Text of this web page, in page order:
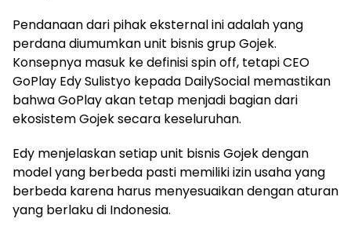
Pendanaan dari pihak eksternal ini adalah yang
perdana diumumkan unit bisnis grup Gojek.
Konsepnya masuk ke definisi spin off, tetapi CEO
GoPlay Edy Sulistyo kepada DailySocial memastikan
bahwa GoPlay akan tetap menjadi bagian dari
ekosistem Gojek secara keseluruhan.
Edy menjelaskan setiap unit bisnis Gojek dengan
model yang berbeda pasti memiliki izin usaha yang
berbeda karena harus menyesuaikan dengan aturan
yang berlaku di Indonesia.